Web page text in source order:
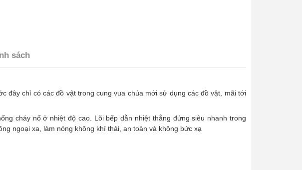
sách
đây chỉ có các đồ vật trong cung vua chúa mới sử dụng các đồ vật, mãi tới
cháy nổ ở nhiệt độ cao. Lõi bếp dẫn nhiệt thẳng đứng siêu nhanh trong
ngoại xa, làm nóng không khí thải, an toàn và không bức xạ